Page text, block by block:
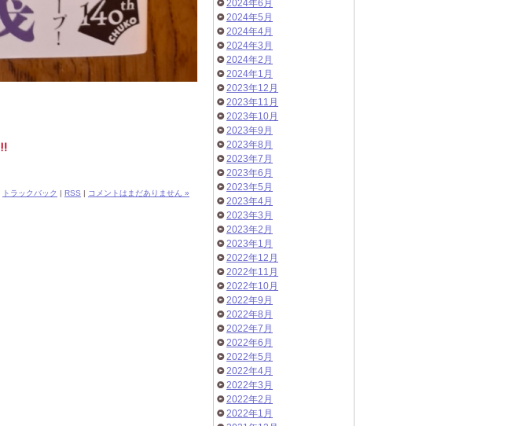
トラックバック | RSS | コメントはまだありません »
2024年6月
2024年5月
2024年4月
2024年3月
2024年2月
2024年1月
2023年12月
2023年11月
2023年10月
2023年9月
2023年8月
2023年7月
2023年6月
2023年5月
2023年4月
2023年3月
2023年2月
2023年1月
2022年12月
2022年11月
2022年10月
2022年9月
2022年8月
2022年7月
2022年6月
2022年5月
2022年4月
2022年3月
2022年2月
2022年1月